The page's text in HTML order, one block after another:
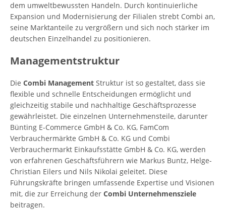
dem umweltbewussten Handeln. Durch kontinuierliche
Expansion und Modernisierung der Filialen strebt Combi an,
seine Marktanteile zu vergrößern und sich noch stärker im
deutschen Einzelhandel zu positionieren.
Managementstruktur
Die Combi Management Struktur ist so gestaltet, dass sie
flexible und schnelle Entscheidungen ermöglicht und
gleichzeitig stabile und nachhaltige Geschäftsprozesse
gewährleistet. Die einzelnen Unternehmensteile, darunter
Bünting E-Commerce GmbH & Co. KG, FamCom
Verbrauchermärkte GmbH & Co. KG und Combi
Verbrauchermarkt Einkaufsstätte GmbH & Co. KG, werden
von erfahrenen Geschäftsführern wie Markus Buntz, Helge-
Christian Eilers und Nils Nikolai geleitet. Diese
Führungskräfte bringen umfassende Expertise und Visionen
mit, die zur Erreichung der Combi Unternehmensziele
beitragen.